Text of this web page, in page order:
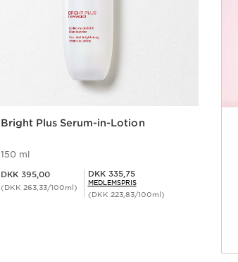
Bright Plus Serum-in-Lotion
150 ml
DKK 395,00
(DKK 263,33/100ml)
Medlemspris DKK 335,75
DKK 335,75
MEDLEMSPRIS
(DKK 223,83/100ml)